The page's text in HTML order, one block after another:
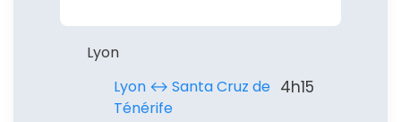
Lyon
Lyon ↔︎ Santa Cruz de
Ténérife
4h15